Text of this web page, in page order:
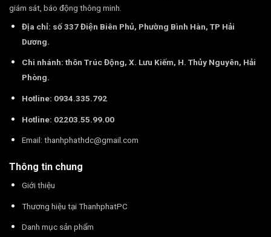
giám sát, báo động thông minh.
Địa chỉ: số 337 Điện Biên Phủ, Phường Bình Hàn, TP Hải
Dương.
Chi nhánh: thôn Trúc Động, X. Lưu Kiếm, H. Thủy Nguyên, Hải
Phòng.
Hotline: 0934.335.792
Hotline: 02203.55.99.00
Email: thanhphathdc@gmail.com
Thông tin chung
Giới thiệu
Thương hiệu tại ThanhphatPC
Danh mục sản phẩm